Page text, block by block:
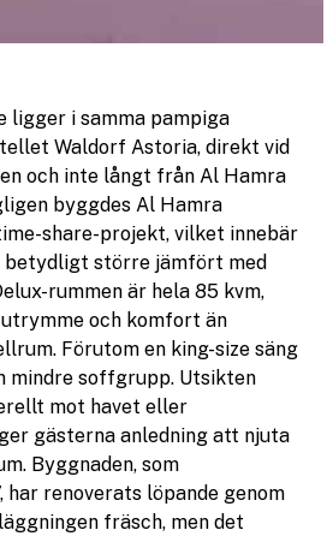
ligger i samma pampiga
Waldorf Astoria, direkt vid
och inte långt från Al Hamra
byggdes Al Hamra
share-projekt, vilket innebär
större jämfört med
rummen är hela 85 kvm,
och komfort än
Förutom en king-size säng
mindre soffgrupp. Utsikten
mot havet eller
gästerna anledning att njuta
Byggnaden, som
renoverats löpande genom
fräsch, men det